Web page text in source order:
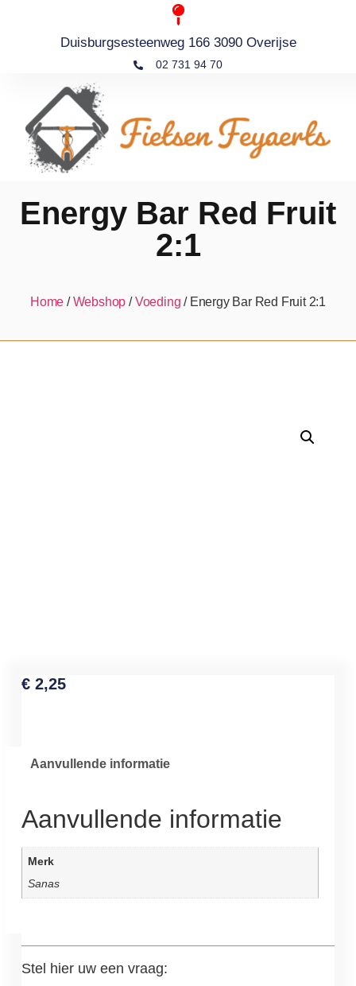
Duisburgsesteenweg 166 3090 Overijse
02 731 94 70
Energy Bar Red Fruit
2:1
Home /Webshop /Voeding / Energy Bar Red Fruit 2:1
€2,25
Aanvullende informatie
Aanvullende informatie
Merk
Sanas
Stel hier uw een vraag: